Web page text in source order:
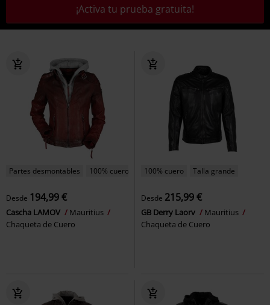
¡Activa tu prueba gratuita!
Partes desmontables 100% cuero
Desde 194,99 €
Cascha LAMOV
Mauritius
Chaqueta de Cuero
100% cuero Talla grande
Desde 215,99 €
GB Derry Laorv
Mauritius
Chaqueta de Cuero